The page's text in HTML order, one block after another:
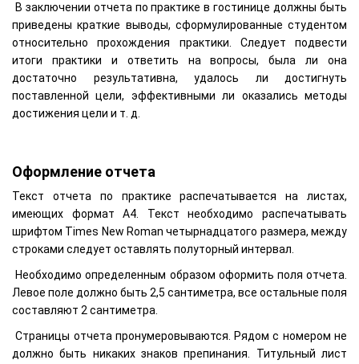
В заключении отчета по практике в гостинице должны быть
приведены краткие выводы, сформулированные студентом
относительно прохождения практики. Следует подвести
итоги практики и ответить на вопросы, была ли она
достаточно результативна, удалось ли достигнуть
поставленной цели, эффективными ли оказались методы
достижения цели и т. д.
Оформление отчета
Текст отчета по практике распечатывается на листах,
имеющих формат А4. Текст необходимо распечатывать
шрифтом Times New Roman четырнадцатого размера, между
строками следует оставлять полуторный интервал.
Необходимо определенным образом оформить поля отчета.
Левое поле должно быть 2,5 сантиметра, все остальные поля
составляют 2 сантиметра.
Страницы отчета пронумеровываются. Рядом с номером не
должно быть никаких знаков препинания. Титульный лист